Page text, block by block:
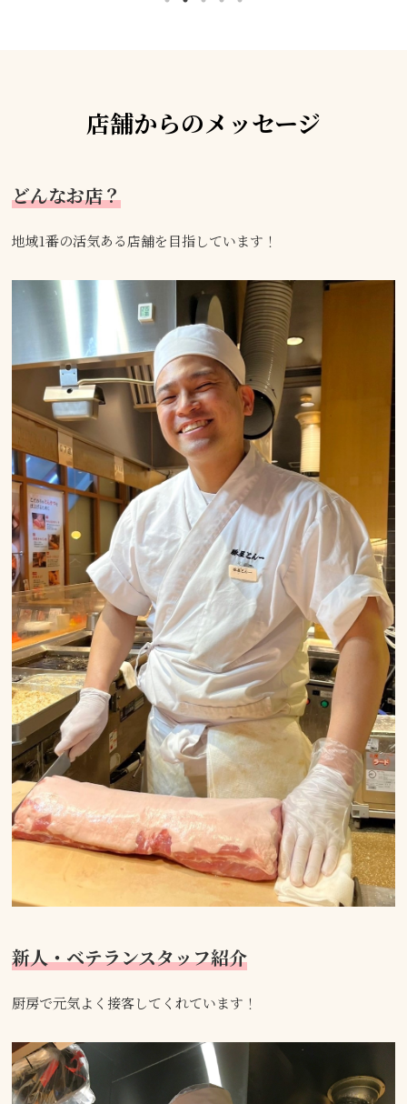
店舗からのメッセージ
どんなお店？
地域1番の活気ある店舗を目指しています！
新人・ベテランスタッフ紹介
厨房で元気よく接客してくれています！